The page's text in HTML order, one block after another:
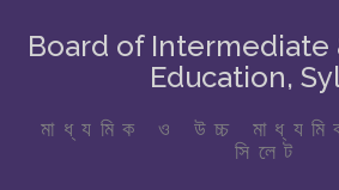
Board of Intermediate
Education,
মাধ্যমিক ও উচ্চ মাধ্যমিক
সিলেট